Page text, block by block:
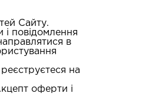
Сайту.
і повідомлення
в
на
оферти і